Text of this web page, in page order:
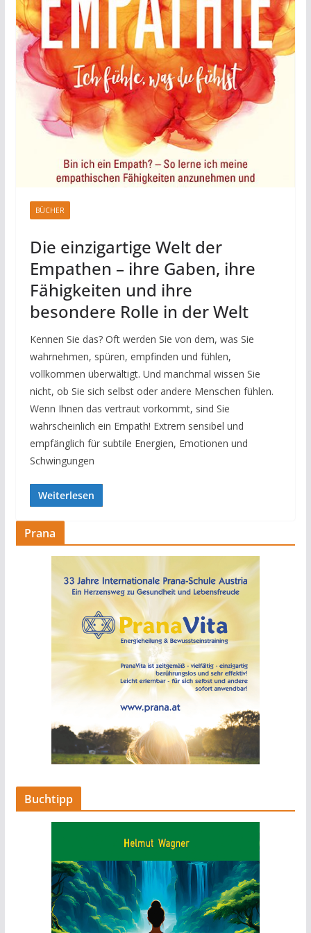
BÜCHER
Die einzigartige Welt der
Empathen – ihre Gaben, ihre
Fähigkeiten und ihre
besondere Rolle in der Welt
Kennen Sie das? Oft werden Sie von dem, was Sie
wahrnehmen, spüren, empfinden und fühlen,
vollkommen überwältigt. Und manchmal wissen Sie
nicht, ob Sie sich selbst oder andere Menschen fühlen.
Wenn Ihnen das vertraut vorkommt, sind Sie
wahrscheinlich ein Empath! Extrem sensibel und
empfänglich für subtile Energien, Emotionen und
Schwingungen
Weiterlesen
Prana
Buchtipp